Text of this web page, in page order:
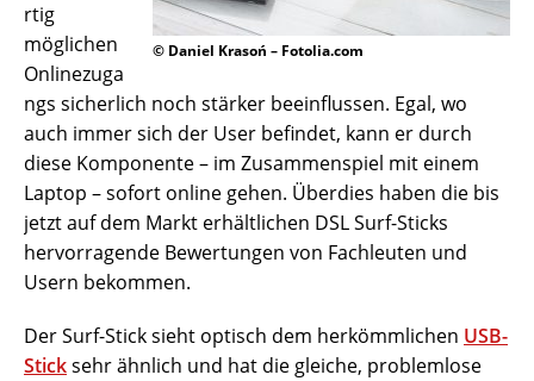
© Daniel Krasoń – Fotolia.com
rtig
möglichen
Onlinezuga
ngs sicherlich noch stärker beeinflussen. Egal, wo
auch immer sich der User befindet, kann er durch
diese Komponente – im Zusammenspiel mit einem
Laptop – sofort online gehen. Überdies haben die bis
jetzt auf dem Markt erhältlichen DSL Surf-Sticks
hervorragende Bewertungen von Fachleuten und
Usern bekommen.
Der Surf-Stick sieht optisch dem herkömmlichen USB-
Sticksehr ähnlich und hat die gleiche, problemlose